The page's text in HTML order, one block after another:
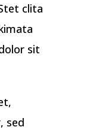
clita
sit
sed